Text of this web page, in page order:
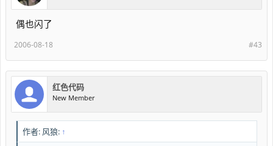
偶也闪了
#43
2006-08-18
红色代码
New Member
作者: 风狼: ↑